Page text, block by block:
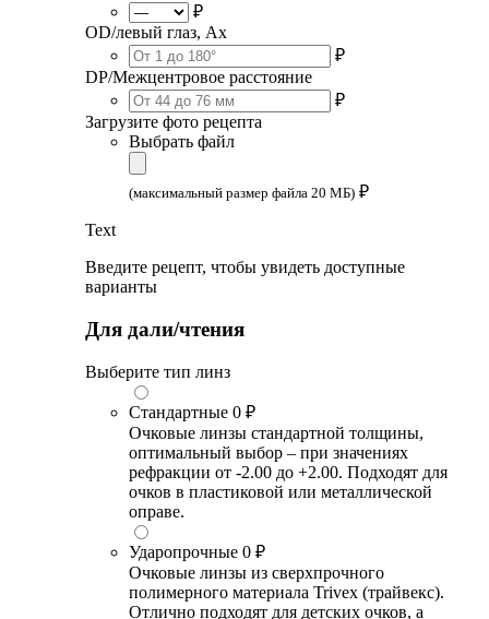
₽
OD/левый глаз, Ax
₽
DP/Межцентровое расстояние
₽
Загрузите фото рецепта
Выбрать файл
(максимальный размер файла 20 МБ) ₽
Text
Введите рецепт, чтобы увидеть доступные
варианты
Для дали/чтения
Выберите тип линз
Стандартные 0 ₽
Очковые линзы стандартной толщины,
оптимальный выбор – при значениях
рефракции от -2.00 до +2.00. Подходят для
очков в пластиковой или металлической
оправе.
Ударопрочные 0 ₽
Очковые линзы из сверхпрочного
полимерного материала Trivex (трайвекс).
Отлично подходят для детских очков, а